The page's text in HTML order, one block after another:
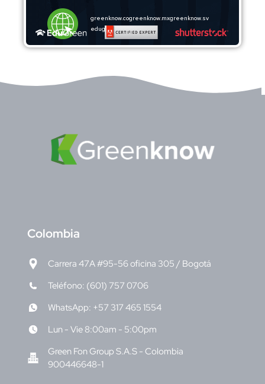
greenknow.cogreenknow.mxgreenknow.sv
edugreentraining.com
Colombia
Carrera 47A #95-56 oficina 305 / Bogotá
Teléfono: (601) 757 0706
WhatsApp: +57 317 465 1554
Lun - Vie 8:00am - 5:00pm
Green Fon Group S.A.S - Colombia
900446648-1